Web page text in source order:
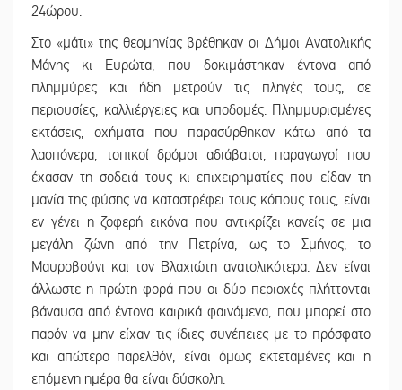
24ώρου.
Στο «μάτι» της θεομηνίας βρέθηκαν οι Δήμοι Ανατολικής
Μάνης κι Ευρώτα, που δοκιμάστηκαν έντονα από
πλημμύρες και ήδη μετρούν τις πληγές τους, σε
περιουσίες, καλλιέργειες και υποδομές. Πλημμυρισμένες
εκτάσεις, οχήματα που παρασύρθηκαν κάτω από τα
λασπόνερα, τοπικοί δρόμοι αδιάβατοι, παραγωγοί που
έχασαν τη σοδειά τους κι επιχειρηματίες που είδαν τη
μανία της φύσης να καταστρέφει τους κόπους τους, είναι
εν γένει η ζοφερή εικόνα που αντικρίζει κανείς σε μια
μεγάλη ζώνη από την Πετρίνα, ως το Σμήνος, το
Μαυροβούνι και τον Βλαχιώτη ανατολικότερα. Δεν είναι
άλλωστε η πρώτη φορά που οι δύο περιοχές πλήττονται
βάναυσα από έντονα καιρικά φαινόμενα, που μπορεί στο
παρόν να μην είχαν τις ίδιες συνέπειες με το πρόσφατο
και απώτερο παρελθόν, είναι όμως εκτεταμένες και η
επόμενη ημέρα θα είναι δύσκολη.